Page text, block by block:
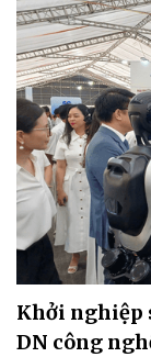
Khởi nghiệp
DN công